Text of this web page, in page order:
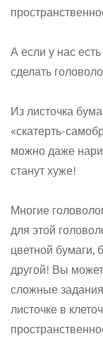
А если у нас
сделать
Из листочка
«скатерть-
можно даже
станут хуже!
Многие
для этой
цветной бумаги,
другой! Вы
сложные
листочке в
Are